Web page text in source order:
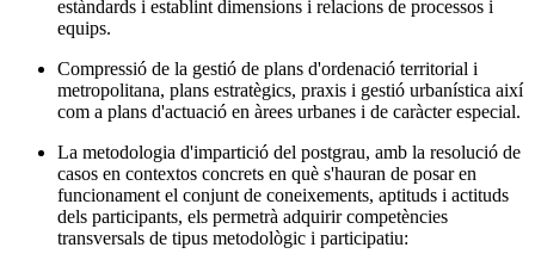
estàndards i establint dimensions i relacions de processos i
equips.
Compressió de la gestió de plans d'ordenació territorial i
metropolitana, plans estratègics, praxis i gestió urbanística així
com a plans d'actuació en àrees urbanes i de caràcter especial.
La metodologia d'impartició del postgrau, amb la resolució de
casos en contextos concrets en què s'hauran de posar en
funcionament el conjunt de coneixements, aptituds i actituds
dels participants, els permetrà adquirir competències
transversals de tipus metodològic i participatiu: